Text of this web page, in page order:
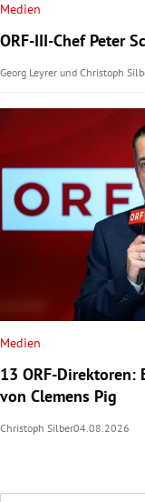
Medien
ORF-III-Chef Peter
Georg Leyrer und Christoph
Medien
13 ORF-Direktoren:
von Clemens Pig
Christoph Silber04.08.2026